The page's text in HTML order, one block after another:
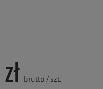
brutto / szt.